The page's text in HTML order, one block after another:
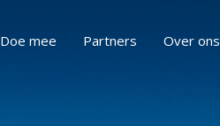
Doe mee Partners Over ons